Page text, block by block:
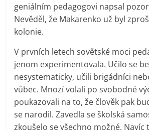
geniálním pedagogovi napsal
Nevěděl, že Makarenko už byl
kolonie.
V prvních letech sovětské moci
jenom experimentovala. Učilo se
nesystematicky, učili brigádníci
vůbec. Mnozí volali po svobodné
poukazovali na to, že člověk pak
se narodil. Zavedla se školská
zkoušelo se všechno možné. Navíc